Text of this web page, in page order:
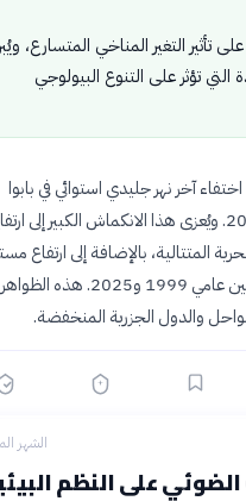
التغير المناخي المتسارع، ويُبرز
تؤثر على التنوع البيولوجي
نهر جليدي استوائي في بابوا
عام 2026 أو أوائل عام 2027. ويُعزى هذا الانكماش الكبير إلى ارتفاع
بالإضافة إلى ارتفاع مستوى
سطح البحر بمعدل 3.7 مليمترات سنوياً بين عامي 1999 و2025. هذه الظواهر تؤثر
الجزرية المنخفضة.
الشهر الماضي
على النظم البيئية